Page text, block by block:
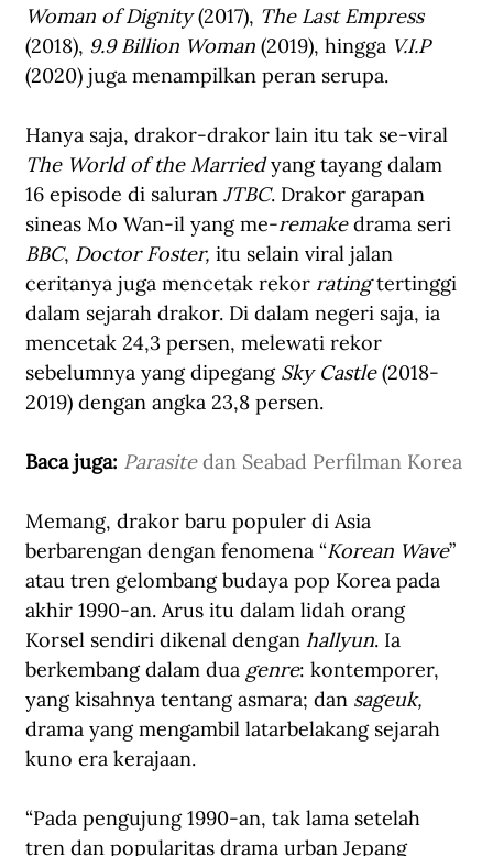
Woman of Dignity (2017), The Last Empress
(2018), 9.9 Billion Woman (2019), hingga V.I.P
(2020) juga menampilkan peran serupa.
Hanya saja, drakor-drakor lain itu tak se-viral
The World of the Married yang tayang dalam
16 episode di saluran JTBC. Drakor garapan
sineas Mo Wan-il yang me-remake drama seri
BBC, Doctor Foster, itu selain viral jalan
ceritanya juga mencetak rekor rating tertinggi
dalam sejarah drakor. Di dalam negeri saja, ia
mencetak 24,3 persen, melewati rekor
sebelumnya yang dipegang Sky Castle (2018-
2019) dengan angka 23,8 persen.
Baca juga: Parasite dan Seabad Perfilman Korea
Memang, drakor baru populer di Asia
berbarengan dengan fenomena “Korean Wave”
atau tren gelombang budaya pop Korea pada
akhir 1990-an. Arus itu dalam lidah orang
Korsel sendiri dikenal dengan hallyun. Ia
berkembang dalam dua genre: kontemporer,
yang kisahnya tentang asmara; dan sageuk,
drama yang mengambil latarbelakang sejarah
kuno era kerajaan.
“Pada pengujung 1990-an, tak lama setelah
tren dan popularitas drama urban Jepang